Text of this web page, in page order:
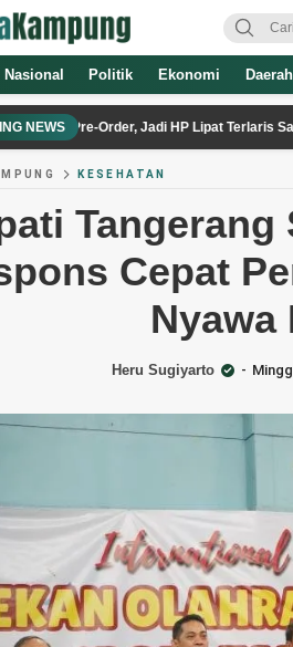
Nasional Politik Ekonomi Daerah
NEWS
Pre-Order, Jadi HP Lipat Terlaris Samsung
KESEHATAN
Cepat
Nyawa
Heru Sugiyarto